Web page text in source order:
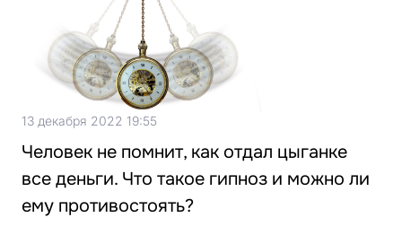
13 декабря 2022 19:55
Человек не помнит, как отдал цыганке
все деньги. Что такое гипноз и можно ли
ему противостоять?